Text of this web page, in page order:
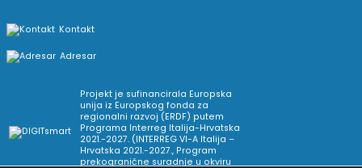
Kontakt
Adresar
Projekt je sufinancirala Europska
unija iz Europskog fonda za
regionalni razvoj (ERDF) putem
Programa Interreg Italija-Hrvatska
2021.-2027. (INTERREG VI-A Italija –
Hrvatska 2021.-2027., Program
prekogranične suradnje u okviru